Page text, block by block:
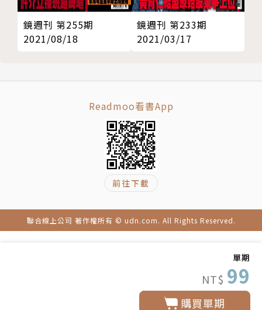
單期
NT$ 99
購買單期
一鏡到底‧謝君怡
046 沒有名字的鐵牛
產業尖兵‧吳玲臻
058 劍指P4與改良型新藥
友霖生技逆襲國際大藥廠打出一片天
062 AI狂潮改寫全球股市版圖
主動式ETF成新黃金賽道
066 從異鄉媳婦到包租女王
鏡週刊 第255期
2021/08/18
鏡週刊 第233期
2021/03/17
Readmoo看書App
前往下載
聯合線上公司 著作權所有 © udn.com. All Rights Reserved.